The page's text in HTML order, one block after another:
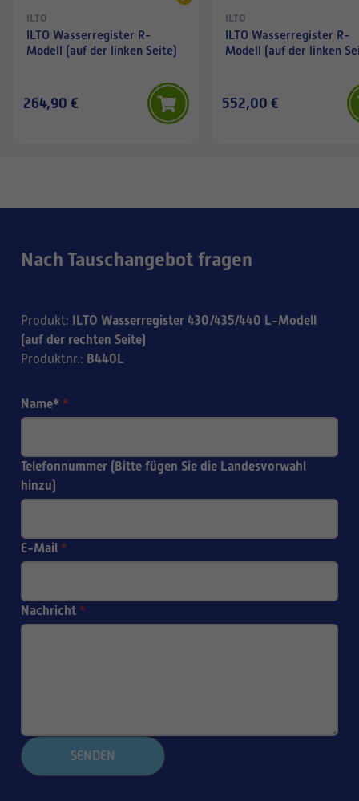
ILTO
ILTO Wasserregister R-
Modell (auf der linken Seite)
264,90 €
ILTO
ILTO Wasserregister R-
Modell (auf der linken
552,00 €
Nach Tauschangebot fragen
Produkt: ILTO Wasserregister 430/435/440 L-Modell
(auf der rechten Seite)
Produktnr.: B440L
Name* *
Telefonnummer (Bitte fügen Sie die Landesvorwahl
hinzu)
E-Mail *
Nachricht *
SENDEN